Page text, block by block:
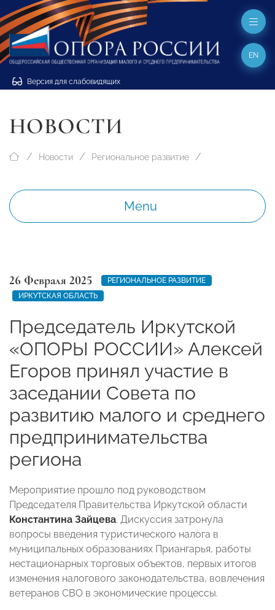
Версия для слабовидящих
EN
НОВОСТИ
Новости Региональное развитие
Menu
26 Февраля 2025
РЕГИОНАЛЬНОЕ РАЗВИТИЕ
ИРКУТСКАЯ ОБЛАСТЬ
Председатель Иркутской
«ОПОРЫ РОССИИ» Алексей
Егоров принял участие в
заседании Совета по
развитию малого и среднего
предпринимательства
региона
Мероприятие прошло под руководством
Председателя Правительства Иркутской области
Константина Зайцева. Дискуссия затронула
вопросы введения туристического налога в
муниципальных образованиях Приангарья, работы
нестационарных торговых объектов, первых итогов
изменения налогового законодательства, вовлечения
ветеранов СВО в экономические процессы.